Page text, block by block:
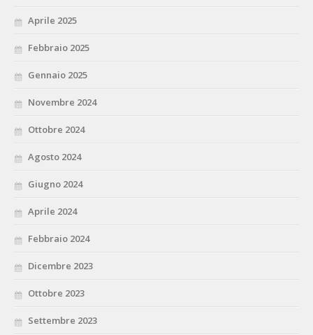
Aprile 2025
Febbraio 2025
Gennaio 2025
Novembre 2024
Ottobre 2024
Agosto 2024
Giugno 2024
Aprile 2024
Febbraio 2024
Dicembre 2023
Ottobre 2023
Settembre 2023